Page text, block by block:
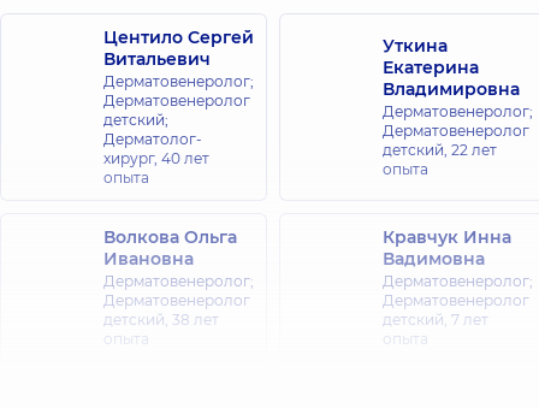
Центило Сергей
Витальевич
Дерматовенеролог;
Дерматовенеролог
детский;
Дерматолог-
хирург, 40 лет
опыта
Уткина
Екатерина
Владимировна
Дерматовенеролог;
Дерматовенеролог
детский, 22 лет
опыта
Волкова Ольга
Ивановна
Дерматовенеролог;
Дерматовенеролог
детский, 38 лет
опыта
Кравчук Инна
Вадимовна
Дерматовенеролог;
Дерматовенеролог
детский, 7 лет
опыта